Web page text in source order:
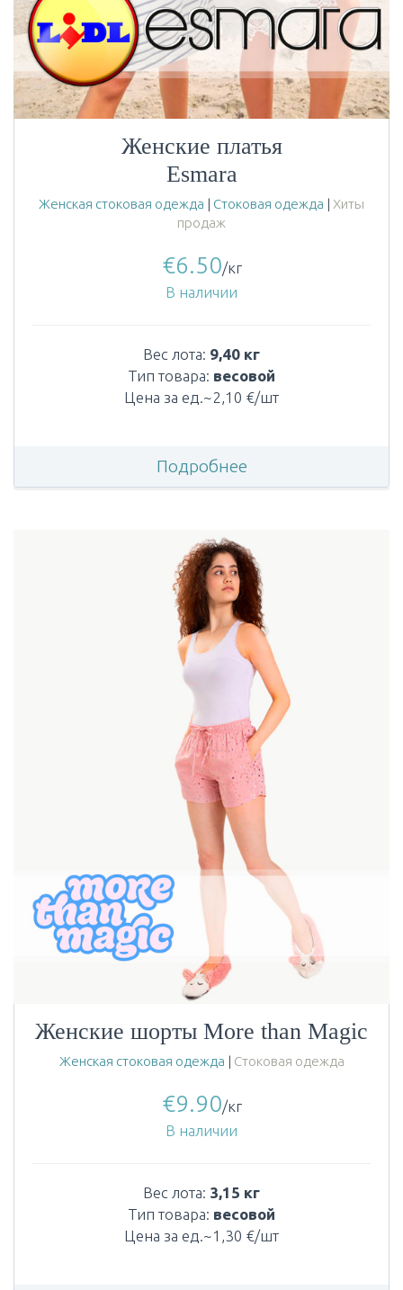
Женские платья
Esmara
Женская стоковая одежда | Стоковая одежда | Хиты
продаж
€6.50/кг
В наличии
Вес лота: 9,40 кг
Тип товара: весовой
Цена за ед.~2,10 €/шт
Подробнее
Женские шорты More than Magic
Женская стоковая одежда | Стоковая одежда
€9.90/кг
В наличии
Вес лота: 3,15 кг
Тип товара: весовой
Цена за ед.~1,30 €/шт